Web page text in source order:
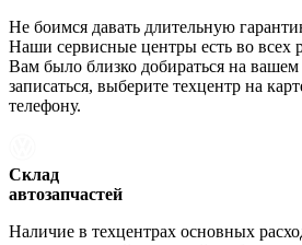
Не боимся давать длительную
Наши сервисные центры есть во
Вам было близко добираться на
записаться, выберите техцентр на
телефону.
Склад
автозапчастей
Наличие в техцентрах основных